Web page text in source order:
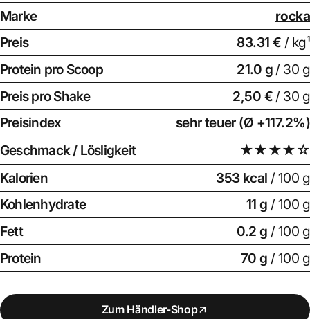
Marke
rocka
Preis
83.31 € / kg¹
Protein pro Scoop
21.0 g / 30 g
Preis pro Shake
2,50 € / 30 g
Preisindex
sehr teuer (Ø +117.2%)
Geschmack / Lösligkeit
★★★★☆
Kalorien
353 kcal / 100 g
Kohlenhydrate
11 g / 100 g
Fett
0.2 g / 100 g
Protein
70 g / 100 g
Zum Händler-Shop